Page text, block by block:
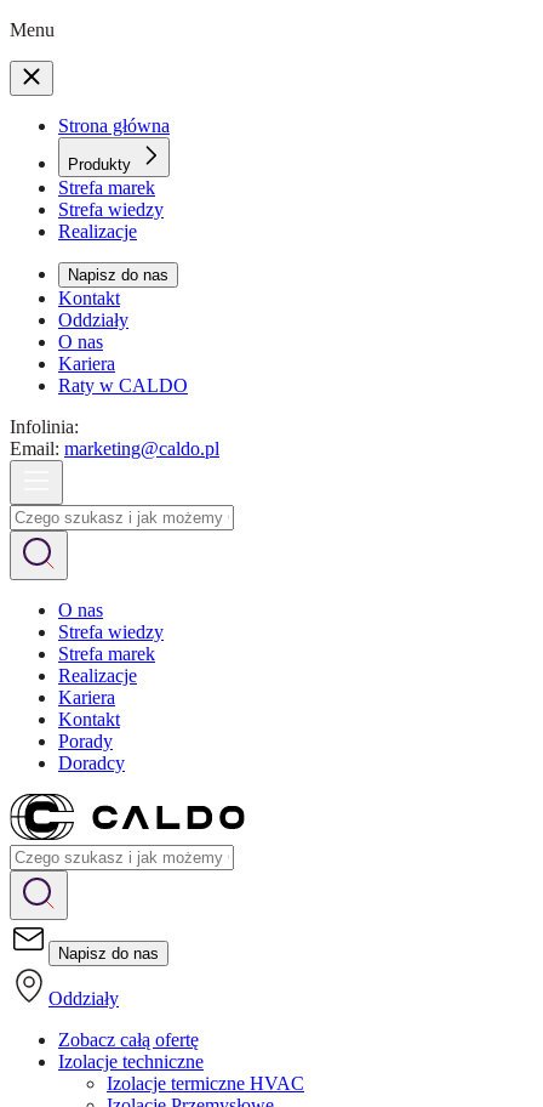
Menu
Strona główna
Produkty
Strefa marek
Strefa wiedzy
Realizacje
Napisz do nas
Kontakt
Oddziały
O nas
Kariera
Raty w CALDO
Infolinia:
Email: marketing@caldo.pl
O nas
Strefa wiedzy
Strefa marek
Realizacje
Kariera
Kontakt
Porady
Doradcy
Napisz do nas
Oddziały
Zobacz całą ofertę
Izolacje techniczne
Izolacje termiczne HVAC